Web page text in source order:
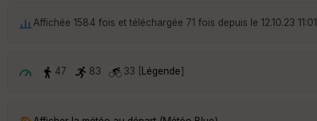
Affichée 1584 fois et téléchargée 71 fois depuis le 12.10.23 11:01
47 83 33 [ Légende]